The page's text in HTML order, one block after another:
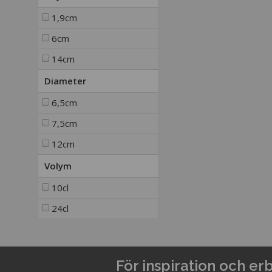
1,9cm
6cm
14cm
Diameter
6,5cm
7,5cm
12cm
Volym
10cl
24cl
För inspiration och